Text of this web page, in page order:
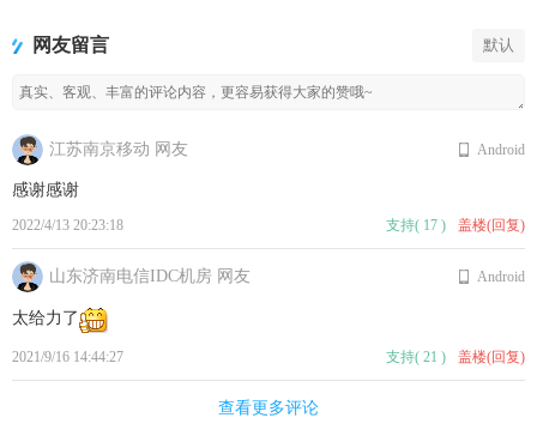
网友留言 默认
江苏南京移动 网友
2022/4/13 20:23:18
感谢感谢
Android
支持( 17 ) 盖楼(回复)
山东济南电信IDC机房 网友
2021/9/16 14:44:27
太给力了
Android
支持( 21 ) 盖楼(回复)
查看更多评论